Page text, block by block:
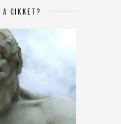
A CIKKET?